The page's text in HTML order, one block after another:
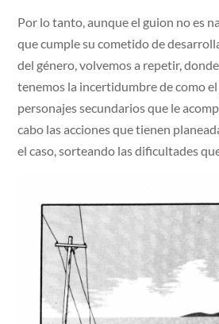
Por lo tanto, aunque el guion no es
que cumple su cometido de
del género, volvemos a repetir,
tenemos la incertidumbre de como
personajes secundarios que le
cabo las acciones que tienen
el caso, sorteando las dificultades